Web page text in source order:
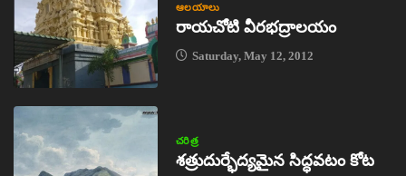
ఆలయాలు
రాయచోటి వీరభద్రాలయం
Saturday, May 12, 2012
చరిత్ర
శత్రుదుర్భేద్యమైన సిద్ధవటం కోట